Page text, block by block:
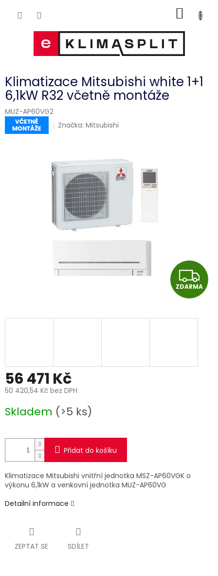
KOŠÍK
Klimatizace Mitsubishi white 1+1
6,1kW R32 včetně montáže
MUZ-AP60VG2
Značka:Mitsubishi
Z
D
ZDARMA
56 471 Kč
50 420,54 Kč bez DPH
cena:
Skladem (>5 ks)
Přidat do košíku
Klimatizace Mitsubishi vnitřní jednotka MSZ-AP60VGK o
výkonu 6,1kW a venkovní jednotka MUZ-AP60VG
Detailní informace
ZEPTAT SE SDÍLET